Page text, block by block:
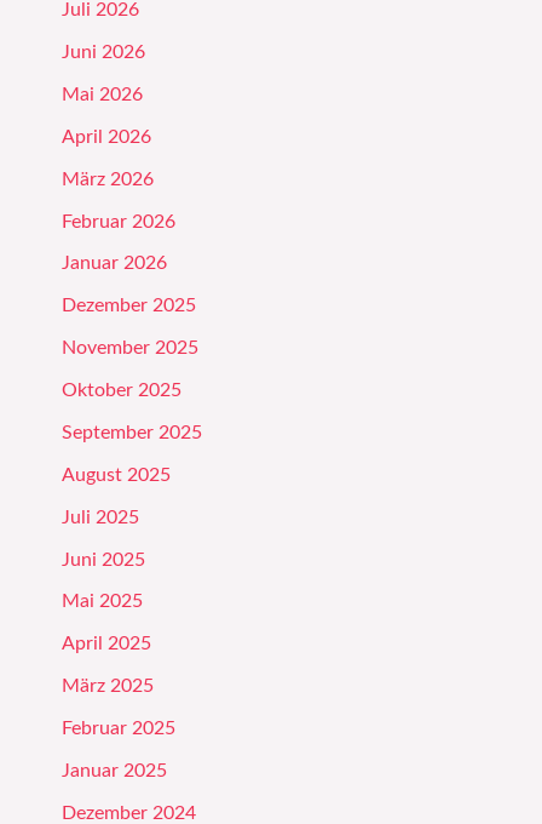
Juli 2026
Juni 2026
Mai 2026
April 2026
März 2026
Februar 2026
Januar 2026
Dezember 2025
November 2025
Oktober 2025
September 2025
August 2025
Juli 2025
Juni 2025
Mai 2025
April 2025
März 2025
Februar 2025
Januar 2025
Dezember 2024